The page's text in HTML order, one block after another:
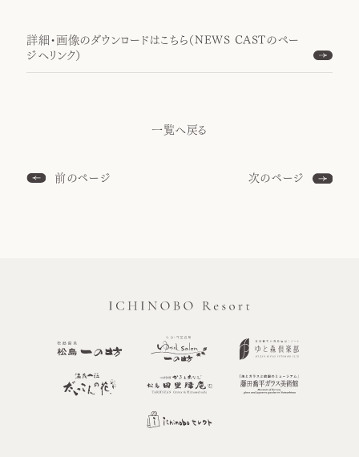
詳細・画像のダウンロードはこちら（NEWS CASTのペー
ジへリンク）
前のページ
一覧へ戻る
次のページ